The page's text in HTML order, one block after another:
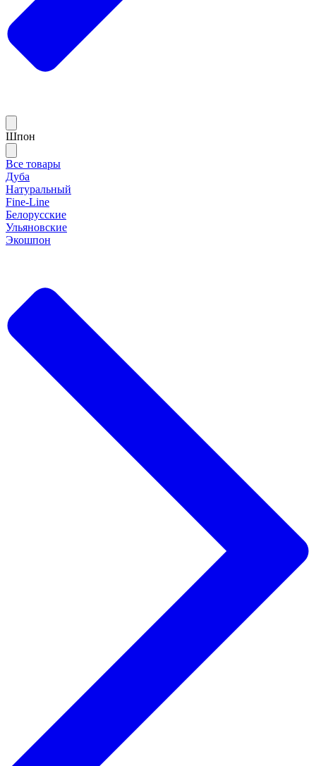
Шпон
Все товары
Дуба
Натуральный
Fine-Line
Белорусские
Ульяновские
Экошпон